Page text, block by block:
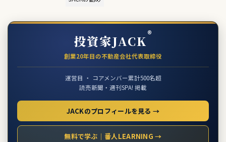
投資家JACK®
創業20年目の不動産会社代表取締役
運営目 ・ コアメンバー累計500名超
読売新聞・週刊SPA! 掲載
JACKのプロフィールを見る →
無料で学ぶ｜番人LEARNING →